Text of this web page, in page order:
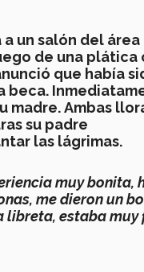
a un salón del área
de una plática
que había
beca.
madre. Ambas
su padre
las lágrimas.
muy bonita,
me dieron un
libreta, estaba muy